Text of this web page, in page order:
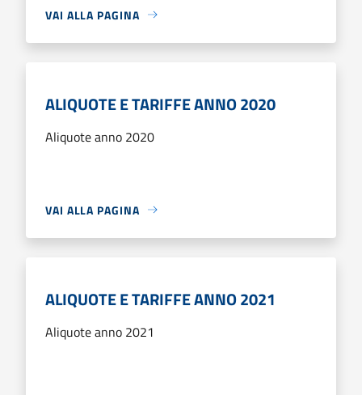
VAI ALLA PAGINA
ALIQUOTE E TARIFFE ANNO 2020
Aliquote anno 2020
VAI ALLA PAGINA
ALIQUOTE E TARIFFE ANNO 2021
Aliquote anno 2021